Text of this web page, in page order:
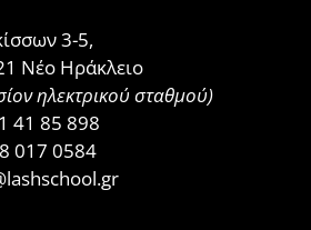
3-5,
Νέο Ηράκλειο
ηλεκτρικού σταθμού)
41 85 898
017 0584